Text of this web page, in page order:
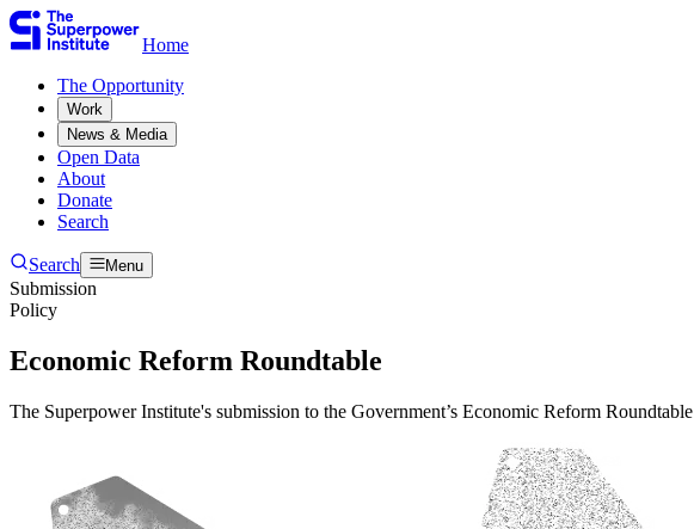
Home
The Opportunity​​​​‌ ‍ ​‍​‍‌‍ ‌ ​‍‌‍‍‌‌‍‌ ‌‍‍‌‌‍ ‍​‍​‍​ ‍‍​‍​‍‌ ​ ‌‍​‌‌‍ ‍‌‍‍‌‌ ‌​‌ ‍‌​‍ ‍‌‍‍‌‌‍ ​‍​‍​‍ ​​‍​‍‌‍‍​‌ ​‍‌‍‌‌‌‍‌‍​‍​‍​ ‍‍​‍​‍‌‍‍​‌ ‌​‌ ‌​‌ ​​​ ‍‍​‍ ​‍ ‌‍ ​‌‍ ‌‍​ ‌‍​‌‌‍ ​‌‍‍​‌‍ ‌ ​ ‌ ‌​​ ‍‍​ ​ ​ ​ ​ ​ ​ ​ ​‍ ‌‍‍‌‌‍ ‍‌ ‌​‌‍‌‌‌‍ ‍‌ ‌​​‍ ‌‍‌‌‌‍‌​‌‍‍‌‌ ‌​​‍ ‌‍ ‌‌‍ ‌‍‌​‌‍‌‌​ ‌‌ ​​‌ ​‍‌‍‌‌‌ ​ ‌‍‌‌‌‍ ‍‌ ‌​‌‍​‌‌ ‌​‌‍‍‌‌‍ ‌‍ ‍​ ‍ ‌‍‍‌‌‍‌​​ ‌​ ​‍​ ‌‍​ ‌‌​ ‌‍​ ​​‌‍‌‌​ ‍​​ ​​​‍ ‌​ ‌ ​ ‌​​ ‌‍​ ‌‌​‍ ‌​ ‌​​ ‍​​ ​ ​ ‍‌​‍ ‌​ ‍​​ ‌‍​ ​‍​ ‍‌​‍ ‌​ ‌‌​ ‌‌​ ‌ ​ ​‍‌‍‌‍​ ‍​​ ​‍​ ‍‌​ ‌‌​ ‍​​ ​​‌‍‌‌​ ‍ ‌ ‌​‌ ‍‌‌ ​​‌‍‌‌​ ‌‌ ​ ‌‍‌‌‌ ‌​‌ ‌​‌‍‍‌‌‍ ‍‌‍‌ ‌ ​ ​ ‍ ‌ ​​‌‍​‌‌ ‌​‌‍‍​​ ‌‌ ​ ‌‍‍‌‌ ‌​‌‍‌‌‌​ ‍‌‍​‌‌ ‌‍‌​‍‌‌ ‌​‌‍‌‌‌‍ ‌‌ ​ ​‍‌‌​ ‌‌‌​​‍‌‌ ‌‍‍ ‌‍‌‌‌ ‍‌​‍‌‌​ ​ ‌​‌​​‍‌‌​ ​ ‌​‌​​‍‌‌​ ​‍​ ​‍‌‍‌‌‌‍​‍‌‍‌‌‌‍​ ‌‍​‍‌‍​‌​ ​​​ ​​​ ​​​ ‌​​ ​​‌‍​ ​‍‌‌​ ​‍​ ​‍​‍‌‌​ ‌‌‌​‌​​‍ ‍‌‍ ​‌‍​‌‌‍​‍‌‍‌‌‌‍ ​​ ‌‍​‍‌‍​‌‌ ​ ‌‍‌‌‌‌‌‌‌ ​‍‌‍ ​​ ‌‌‍‍​‌ ‌​‌ ‌​‌ ​​​‍‌‌​ ​ ‌​​‌​‍‌‌​ ​‍‌​‌‍​‍‌‌​ ​‍‌​‌‍‌‍ ​‌‍ ‌‍​ ‌‍​‌‌‍ ​‌‍‍​‌‍ ‌ ​ ‌ ‌​​‍‌‌​ ​ ‌​​‌​ ​ ​ ​ ​ ​ ​ ​ ​‍‌‍‌‍‍‌‌‍‌​​ ‌​ ​‍​ ‌‍​ ‌‌​ ‌‍​ ​​‌‍‌‌​ ‍​​ ​​​‍ ‌​ ‌ ​ ‌​​ ‌‍​ ‌‌​‍ ‌​ ‌​​ ‍​​ ​ ​ ‍‌​‍ ‌​ ‍​​ ‌‍​ ​‍​ ‍‌​‍ ‌​ ‌‌​ ‌‌​ ‌ ​ ​‍‌‍‌‍​ ‍​​ ​‍​ ‍‌​ ‌‌​ ‍​​ ​​‌‍‌‌​‍‌‍‌ ‌​‌ ‍‌‌ ​​‌‍‌‌​ ‌‌ ​ ‌‍‌‌‌ ‌​‌ ‌​‌‍‍‌‌‍ ‍‌‍‌ ‌ ​ ​‍‌‍‌ ​​‌‍​‌‌ ‌​‌‍‍​​ ‌‌ ​ ‌‍‍‌‌ ‌​‌‍‌‌‌​ ‍‌‍​‌‌ ‌‍‌​‍‌‌ ‌​‌‍‌‌‌‍ ‌‌ ​ ​‍‌‌​ ‌‌‌​​‍‌‌ ‌‍‍ ‌‍‌‌‌ ‍‌​‍‌‌​ ​ ‌​‌​​‍‌‌​ ​ ‌​‌​​‍‌‌​ ​‍​ ​‍‌‍‌‌‌‍​‍‌‍‌‌‌‍​ ‌‍​‍‌‍​‌​ ​​​ ​​​ ​​​ ‌​​ ​​‌‍​ ​‍‌‌​ ​‍​ ​‍​‍‌‌​ ‌‌‌​‌​​‍ ‍‌‍ ​‌‍​‌‌‍​‍‌‍‌‌‌‍ ​​‍‌‍‌ ​​‌‍‌‌‌ ​‍‌ ​ ‌ ​​‌‍‌‌‌‍​ ‌ ‌​‌‍‍‌‌ ‌‍‌‍‌‌​ ‌‌ ​​‌ ‌‌‌‍​‍‌‍ ​‌‍‍‌‌ ​ ‌‍‍​‌‍‌‌‌‍‌​​‍​‍‌ ‌
Work​​​​‌ ‍ ​‍​‍‌‍ ‌ ​‍‌‍‍‌‌‍‌ ‌‍‍‌‌‍ ‍​‍​‍​ ‍‍​‍​‍‌ ​ ‌‍​‌‌‍ ‍‌‍‍‌‌ ‌​‌ ‍‌​‍ ‍‌‍‍‌‌‍ ​‍​‍​‍ ​​‍​‍‌‍‍​‌ ​‍‌‍‌‌‌‍‌‍​‍​‍​ ‍‍​‍​‍‌‍‍​‌ ‌​‌ ‌​‌ ​​​ ‍‍​‍ ​‍ ‌‍ ​‌‍ ‌‍​ ‌‍​‌‌‍ ​‌‍‍​‌‍ ‌ ​ ‌ ‌​​ ‍‍​ ​ ​ ​ ​ ​ ​ ​ ​‍ ‌‍‍‌‌‍ ‍‌ ‌​‌‍‌‌‌‍ ‍‌ ‌​​‍ ‌‍‌‌‌‍‌​‌‍‍‌‌ ‌​​‍ ‌‍ ‌‌‍ ‌‍‌​‌‍‌‌​ ‌‌ ​​‌ ​‍‌‍‌‌‌ ​ ‌‍‌‌‌‍ ‍‌ ‌​‌‍​‌‌ ‌​‌‍‍‌‌‍ ‌‍ ‍​ ‍ ‌‍‍‌‌‍‌​​ ‌​ ​‍​ ‌‍​ ‌‌​ ‌‍​ ​​‌‍‌‌​ ‍​​ ​​​‍ ‌​ ‌ ​ ‌​​ ‌‍​ ‌‌​‍ ‌​ ‌​​ ‍​​ ​ ​ ‍‌​‍ ‌​ ‍​​ ‌‍​ ​‍​ ‍‌​‍ ‌​ ‌‌​ ‌‌​ ‌ ​ ​‍‌‍‌‍​ ‍​​ ​‍​ ‍‌​ ‌‌​ ‍​​ ​​‌‍‌‌​ ‍ ‌ ‌​‌ ‍‌‌ ​​‌‍‌‌​ ‌‌ ​ ‌‍‌‌‌ ‌​‌ ‌​‌‍‍‌‌‍ ‍‌‍‌ ‌ ​ ​ ‍ ‌ ​​‌‍​‌‌ ‌​‌‍‍​​ ‌‌ ​ ‌‍‍‌‌ ‌​‌‍‌‌‌​ ‍‌‍​‌‌ ‌‍‌​‍‌‌ ‌​‌‍‌‌‌‍ ‌‌ ​ ​‍‌‌​ ‌‌‌​​‍‌‌ ‌‍‍ ‌‍‌‌‌ ‍‌​‍‌‌​ ​ ‌​‌​​‍‌‌​ ​ ‌​‌​​‍‌‌​ ​‍​ ​‍​ ‌‌​ ​​‌‍‌‍‌‍​‌‌‍‌​​ ‌‌​ ‌ ‌‍‌‍​ ‌ ‌‍​‌‌‍‌‌​ ​‍​ ‌ ​ ‌​‌‍‌‌​ ‍‌‌‍​ ​ ​​‌‍‌​​ ‍‌​ ​ ​ ‌‌​ ‌‌​ ​‍​ ‌ ​ ‌ ​ ‌‌‌‍‌​‌‍​‌​ ‍‌​ ​​​ ‌ ​‍‌‌​ ​‍​ ​‍​‍‌‌​ ‌‌‌​‌​​‍ ‍‌‍ ​‌‍​‌‌‍​‍‌‍‌‌‌‍ ​​ ‌‍​‍‌‍​‌‌ ​ ‌‍‌‌‌‌‌‌‌ ​‍‌‍ ​​ ‌‌‍‍​‌ ‌​‌ ‌​‌ ​​​‍‌‌​ ​ ‌​​‌​‍‌‌​ ​‍‌​‌‍​‍‌‌​ ​‍‌​‌‍‌‍ ​‌‍ ‌‍​ ‌‍​‌‌‍ ​‌‍‍​‌‍ ‌ ​ ‌ ‌​​‍‌‌​ ​ ‌​​‌​ ​ ​ ​ ​ ​ ​ ​ ​‍‌‍‌‍‍‌‌‍‌​​ ‌​ ​‍​ ‌‍​ ‌‌​ ‌‍​ ​​‌‍‌‌​ ‍​​ ​​​‍ ‌​ ‌ ​ ‌​​ ‌‍​ ‌‌​‍ ‌​ ‌​​ ‍​​ ​ ​ ‍‌​‍ ‌​ ‍​​ ‌‍​ ​‍​ ‍‌​‍ ‌​ ‌‌​ ‌‌​ ‌ ​ ​‍‌‍‌‍​ ‍​​ ​‍​ ‍‌​ ‌‌​ ‍​​ ​​‌‍‌‌​‍‌‍‌ ‌​‌ ‍‌‌ ​​‌‍‌‌​ ‌‌ ​ ‌‍‌‌‌ ‌​‌ ‌​‌‍‍‌‌‍ ‍‌‍‌ ‌ ​ ​‍‌‍‌ ​​‌‍​‌‌ ‌​‌‍‍​​ ‌‌ ​ ‌‍‍‌‌ ‌​‌‍‌‌‌​ ‍‌‍​‌‌ ‌‍‌​‍‌‌ ‌​‌‍‌‌‌‍ ‌‌ ​ ​‍‌‌​ ‌‌‌​​‍‌‌ ‌‍‍ ‌‍‌‌‌ ‍‌​‍‌‌​ ​ ‌​‌​​‍‌‌​ ​ ‌​‌​​‍‌‌​ ​‍​ ​‍​ ‌‌​ ​​‌‍‌‍‌‍​‌‌‍‌​​ ‌‌​ ‌ ‌‍‌‍​ ‌ ‌‍​‌‌‍‌‌​ ​‍​ ‌ ​ ‌​‌‍‌‌​ ‍‌‌‍​ ​ ​​‌‍‌​​ ‍‌​ ​ ​ ‌‌​ ‌‌​ ​‍​ ‌ ​ ‌ ​ ‌‌‌‍‌​‌‍​‌​ ‍‌​ ​​​ ‌ ​‍‌‌​ ​‍​ ​‍​‍‌‌​ ‌‌‌​‌​​‍ ‍‌‍ ​‌‍​‌‌‍​‍‌‍‌‌‌‍ ​​‍‌‍‌ ​​‌‍‌‌‌ ​‍‌ ​ ‌ ​​‌‍‌‌‌‍​ ‌ ‌​‌‍‍‌‌ ‌‍‌‍‌‌​ ‌‌ ​​‌ ‌‌‌‍​‍‌‍ ​‌‍‍‌‌ ​ ‌‍‍​‌‍‌‌‌‍‌​​‍​‍‌ ‌
News & Media​​​​‌ ‍ ​‍​‍‌‍ ‌ ​‍‌‍‍‌‌‍‌ ‌‍‍‌‌‍ ‍​‍​‍​ ‍‍​‍​‍‌ ​ ‌‍​‌‌‍ ‍‌‍‍‌‌ ‌​‌ ‍‌​‍ ‍‌‍‍‌‌‍ ​‍​‍​‍ ​​‍​‍‌‍‍​‌ ​‍‌‍‌‌‌‍‌‍​‍​‍​ ‍‍​‍​‍‌‍‍​‌ ‌​‌ ‌​‌ ​​​ ‍‍​‍ ​‍ ‌‍ ​‌‍ ‌‍​ ‌‍​‌‌‍ ​‌‍‍​‌‍ ‌ ​ ‌ ‌​​ ‍‍​ ​ ​ ​ ​ ​ ​ ​ ​‍ ‌‍‍‌‌‍ ‍‌ ‌​‌‍‌‌‌‍ ‍‌ ‌​​‍ ‌‍‌‌‌‍‌​‌‍‍‌‌ ‌​​‍ ‌‍ ‌‌‍ ‌‍‌​‌‍‌‌​ ‌‌ ​​‌ ​‍‌‍‌‌‌ ​ ‌‍‌‌‌‍ ‍‌ ‌​‌‍​‌‌ ‌​‌‍‍‌‌‍ ‌‍ ‍​ ‍ ‌‍‍‌‌‍‌​​ ‌​ ​‍​ ‌‍​ ‌‌​ ‌‍​ ​​‌‍‌‌​ ‍​​ ​​​‍ ‌​ ‌ ​ ‌​​ ‌‍​ ‌‌​‍ ‌​ ‌​​ ‍​​ ​ ​ ‍‌​‍ ‌​ ‍​​ ‌‍​ ​‍​ ‍‌​‍ ‌​ ‌‌​ ‌‌​ ‌ ​ ​‍‌‍‌‍​ ‍​​ ​‍​ ‍‌​ ‌‌​ ‍​​ ​​‌‍‌‌​ ‍ ‌ ‌​‌ ‍‌‌ ​​‌‍‌‌​ ‌‌ ​ ‌‍‌‌‌ ‌​‌ ‌​‌‍‍‌‌‍ ‍‌‍‌ ‌ ​ ​ ‍ ‌ ​​‌‍​‌‌ ‌​‌‍‍​​ ‌‌ ​ ‌‍‍‌‌ ‌​‌‍‌‌‌​ ‍‌‍​‌‌ ‌‍‌​‍‌‌ ‌​‌‍‌‌‌‍ ‌‌ ​ ​‍‌‌​ ‌‌‌​​‍‌‌ ‌‍‍ ‌‍‌‌‌ ‍‌​‍‌‌​ ​ ‌​‌​​‍‌‌​ ​ ‌​‌​​‍‌‌​ ​‍​ ​‍​ ​​​ ​ ​ ‌‌​ ‍‌​ ‌‍‌‍‌‌‌‍‌​‌‍‌‌​ ‍​​ ​​​ ‌ ​ ‌‌​‍‌‌​ ​‍​ ​‍​‍‌‌​ ‌‌‌​‌​​‍ ‍‌‍ ​‌‍​‌‌‍​‍‌‍‌‌‌‍ ​​ ‌‍​‍‌‍​‌‌ ​ ‌‍‌‌‌‌‌‌‌ ​‍‌‍ ​​ ‌‌‍‍​‌ ‌​‌ ‌​‌ ​​​‍‌‌​ ​ ‌​​‌​‍‌‌​ ​‍‌​‌‍​‍‌‌​ ​‍‌​‌‍‌‍ ​‌‍ ‌‍​ ‌‍​‌‌‍ ​‌‍‍​‌‍ ‌ ​ ‌ ‌​​‍‌‌​ ​ ‌​​‌​ ​ ​ ​ ​ ​ ​ ​ ​‍‌‍‌‍‍‌‌‍‌​​ ‌​ ​‍​ ‌‍​ ‌‌​ ‌‍​ ​​‌‍‌‌​ ‍​​ ​​​‍ ‌​ ‌ ​ ‌​​ ‌‍​ ‌‌​‍ ‌​ ‌​​ ‍​​ ​ ​ ‍‌​‍ ‌​ ‍​​ ‌‍​ ​‍​ ‍‌​‍ ‌​ ‌‌​ ‌‌​ ‌ ​ ​‍‌‍‌‍​ ‍​​ ​‍​ ‍‌​ ‌‌​ ‍​​ ​​‌‍‌‌​‍‌‍‌ ‌​‌ ‍‌‌ ​​‌‍‌‌​ ‌‌ ​ ‌‍‌‌‌ ‌​‌ ‌​‌‍‍‌‌‍ ‍‌‍‌ ‌ ​ ​‍‌‍‌ ​​‌‍​‌‌ ‌​‌‍‍​​ ‌‌ ​ ‌‍‍‌‌ ‌​‌‍‌‌‌​ ‍‌‍​‌‌ ‌‍‌​‍‌‌ ‌​‌‍‌‌‌‍ ‌‌ ​ ​‍‌‌​ ‌‌‌​​‍‌‌ ‌‍‍ ‌‍‌‌‌ ‍‌​‍‌‌​ ​ ‌​‌​​‍‌‌​ ​ ‌​‌​​‍‌‌​ ​‍​ ​‍​ ​​​ ​ ​ ‌‌​ ‍‌​ ‌‍‌‍‌‌‌‍‌​‌‍‌‌​ ‍​​ ​​​ ‌ ​ ‌‌​‍‌‌​ ​‍​ ​‍​‍‌‌​ ‌‌‌​‌​​‍ ‍‌‍ ​‌‍​‌‌‍​‍‌‍‌‌‌‍ ​​‍‌‍‌ ​​‌‍‌‌‌ ​‍‌ ​ ‌ ​​‌‍‌‌‌‍​ ‌ ‌​‌‍‍‌‌ ‌‍‌‍‌‌​ ‌‌ ​​‌ ‌‌‌‍​‍‌‍ ​‌‍‍‌‌ ​ ‌‍‍​‌‍‌‌‌‍‌​​‍​‍‌ ‌
Open Data​​​​‌ ‍ ​‍​‍‌‍ ‌ ​‍‌‍‍‌‌‍‌ ‌‍‍‌‌‍ ‍​‍​‍​ ‍‍​‍​‍‌ ​ ‌‍​‌‌‍ ‍‌‍‍‌‌ ‌​‌ ‍‌​‍ ‍‌‍‍‌‌‍ ​‍​‍​‍ ​​‍​‍‌‍‍​‌ ​‍‌‍‌‌‌‍‌‍​‍​‍​ ‍‍​‍​‍‌‍‍​‌ ‌​‌ ‌​‌ ​​​ ‍‍​‍ ​‍ ‌‍ ​‌‍ ‌‍​ ‌‍​‌‌‍ ​‌‍‍​‌‍ ‌ ​ ‌ ‌​​ ‍‍​ ​ ​ ​ ​ ​ ​ ​ ​‍ ‌‍‍‌‌‍ ‍‌ ‌​‌‍‌‌‌‍ ‍‌ ‌​​‍ ‌‍‌‌‌‍‌​‌‍‍‌‌ ‌​​‍ ‌‍ ‌‌‍ ‌‍‌​‌‍‌‌​ ‌‌ ​​‌ ​‍‌‍‌‌‌ ​ ‌‍‌‌‌‍ ‍‌ ‌​‌‍​‌‌ ‌​‌‍‍‌‌‍ ‌‍ ‍​ ‍ ‌‍‍‌‌‍‌​​ ‌​ ​‍​ ‌‍​ ‌‌​ ‌‍​ ​​‌‍‌‌​ ‍​​ ​​​‍ ‌​ ‌ ​ ‌​​ ‌‍​ ‌‌​‍ ‌​ ‌​​ ‍​​ ​ ​ ‍‌​‍ ‌​ ‍​​ ‌‍​ ​‍​ ‍‌​‍ ‌​ ‌‌​ ‌‌​ ‌ ​ ​‍‌‍‌‍​ ‍​​ ​‍​ ‍‌​ ‌‌​ ‍​​ ​​‌‍‌‌​ ‍ ‌ ‌​‌ ‍‌‌ ​​‌‍‌‌​ ‌‌ ​ ‌‍‌‌‌ ‌​‌ ‌​‌‍‍‌‌‍ ‍‌‍‌ ‌ ​ ​ ‍ ‌ ​​‌‍​‌‌ ‌​‌‍‍​​ ‌‌ ​ ‌‍‍‌‌ ‌​‌‍‌‌‌​ ‍‌‍​‌‌ ‌‍‌​‍‌‌ ‌​‌‍‌‌‌‍ ‌‌ ​ ​‍‌‌​ ‌‌‌​​‍‌‌ ‌‍‍ ‌‍‌‌‌ ‍‌​‍‌‌​ ​ ‌​‌​​‍‌‌​ ​ ‌​‌​​‍‌‌​ ​‍​ ​‍​ ‍​‌‍‌‍‌‍‌​​ ​ ​ ‍​‌‍​‍‌‍‌‌‌‍​ ​ ​‍‌‍​‍​ ‍‌​ ​ ​‍‌‌​ ​‍​ ​‍​‍‌‌​ ‌‌‌​‌​​‍ ‍‌‍ ​‌‍​‌‌‍​‍‌‍‌‌‌‍ ​​ ‌‍​‍‌‍​‌‌ ​ ‌‍‌‌‌‌‌‌‌ ​‍‌‍ ​​ ‌‌‍‍​‌ ‌​‌ ‌​‌ ​​​‍‌‌​ ​ ‌​​‌​‍‌‌​ ​‍‌​‌‍​‍‌‌​ ​‍‌​‌‍‌‍ ​‌‍ ‌‍​ ‌‍​‌‌‍ ​‌‍‍​‌‍ ‌ ​ ‌ ‌​​‍‌‌​ ​ ‌​​‌​ ​ ​ ​ ​ ​ ​ ​ ​‍‌‍‌‍‍‌‌‍‌​​ ‌​ ​‍​ ‌‍​ ‌‌​ ‌‍​ ​​‌‍‌‌​ ‍​​ ​​​‍ ‌​ ‌ ​ ‌​​ ‌‍​ ‌‌​‍ ‌​ ‌​​ ‍​​ ​ ​ ‍‌​‍ ‌​ ‍​​ ‌‍​ ​‍​ ‍‌​‍ ‌​ ‌‌​ ‌‌​ ‌ ​ ​‍‌‍‌‍​ ‍​​ ​‍​ ‍‌​ ‌‌​ ‍​​ ​​‌‍‌‌​‍‌‍‌ ‌​‌ ‍‌‌ ​​‌‍‌‌​ ‌‌ ​ ‌‍‌‌‌ ‌​‌ ‌​‌‍‍‌‌‍ ‍‌‍‌ ‌ ​ ​‍‌‍‌ ​​‌‍​‌‌ ‌​‌‍‍​​ ‌‌ ​ ‌‍‍‌‌ ‌​‌‍‌‌‌​ ‍‌‍​‌‌ ‌‍‌​‍‌‌ ‌​‌‍‌‌‌‍ ‌‌ ​ ​‍‌‌​ ‌‌‌​​‍‌‌ ‌‍‍ ‌‍‌‌‌ ‍‌​‍‌‌​ ​ ‌​‌​​‍‌‌​ ​ ‌​‌​​‍‌‌​ ​‍​ ​‍​ ‍​‌‍‌‍‌‍‌​​ ​ ​ ‍​‌‍​‍‌‍‌‌‌‍​ ​ ​‍‌‍​‍​ ‍‌​ ​ ​‍‌‌​ ​‍​ ​‍​‍‌‌​ ‌‌‌​‌​​‍ ‍‌‍ ​‌‍​‌‌‍​‍‌‍‌‌‌‍ ​​‍‌‍‌ ​​‌‍‌‌‌ ​‍‌ ​ ‌ ​​‌‍‌‌‌‍​ ‌ ‌​‌‍‍‌‌ ‌‍‌‍‌‌​ ‌‌ ​​‌ ‌‌‌‍​‍‌‍ ​‌‍‍‌‌ ​ ‌‍‍​‌‍‌‌‌‍‌​​‍​‍‌ ‌
About​​​​‌ ‍ ​‍​‍‌‍ ‌ ​‍‌‍‍‌‌‍‌ ‌‍‍‌‌‍ ‍​‍​‍​ ‍‍​‍​‍‌ ​ ‌‍​‌‌‍ ‍‌‍‍‌‌ ‌​‌ ‍‌​‍ ‍‌‍‍‌‌‍ ​‍​‍​‍ ​​‍​‍‌‍‍​‌ ​‍‌‍‌‌‌‍‌‍​‍​‍​ ‍‍​‍​‍‌‍‍​‌ ‌​‌ ‌​‌ ​​​ ‍‍​‍ ​‍ ‌‍ ​‌‍ ‌‍​ ‌‍​‌‌‍ ​‌‍‍​‌‍ ‌ ​ ‌ ‌​​ ‍‍​ ​ ​ ​ ​ ​ ​ ​ ​‍ ‌‍‍‌‌‍ ‍‌ ‌​‌‍‌‌‌‍ ‍‌ ‌​​‍ ‌‍‌‌‌‍‌​‌‍‍‌‌ ‌​​‍ ‌‍ ‌‌‍ ‌‍‌​‌‍‌‌​ ‌‌ ​​‌ ​‍‌‍‌‌‌ ​ ‌‍‌‌‌‍ ‍‌ ‌​‌‍​‌‌ ‌​‌‍‍‌‌‍ ‌‍ ‍​ ‍ ‌‍‍‌‌‍‌​​ ‌​ ​‍​ ‌‍​ ‌‌​ ‌‍​ ​​‌‍‌‌​ ‍​​ ​​​‍ ‌​ ‌ ​ ‌​​ ‌‍​ ‌‌​‍ ‌​ ‌​​ ‍​​ ​ ​ ‍‌​‍ ‌​ ‍​​ ‌‍​ ​‍​ ‍‌​‍ ‌​ ‌‌​ ‌‌​ ‌ ​ ​‍‌‍‌‍​ ‍​​ ​‍​ ‍‌​ ‌‌​ ‍​​ ​​‌‍‌‌​ ‍ ‌ ‌​‌ ‍‌‌ ​​‌‍‌‌​ ‌‌ ​ ‌‍‌‌‌ ‌​‌ ‌​‌‍‍‌‌‍ ‍‌‍‌ ‌ ​ ​ ‍ ‌ ​​‌‍​‌‌ ‌​‌‍‍​​ ‌‌ ​ ‌‍‍‌‌ ‌​‌‍‌‌‌​ ‍‌‍​‌‌ ‌‍‌​‍‌‌ ‌​‌‍‌‌‌‍ ‌‌ ​ ​‍‌‌​ ‌‌‌​​‍‌‌ ‌‍‍ ‌‍‌‌‌ ‍‌​‍‌‌​ ​ ‌​‌​​‍‌‌​ ​ ‌​‌​​‍‌‌​ ​‍​ ​‍​ ‌‍​ ​ ‌‍‌‌‌‍​‌‌‍​‍‌‍‌​‌‍‌‌​ ​​​ ‌‍​ ‌ ​ ‌ ​ ‌‌​‍‌‌​ ​‍​ ​‍​‍‌‌​ ‌‌‌​‌​​‍ ‍‌‍ ​‌‍​‌‌‍​‍‌‍‌‌‌‍ ​​ ‌‍​‍‌‍​‌‌ ​ ‌‍‌‌‌‌‌‌‌ ​‍‌‍ ​​ ‌‌‍‍​‌ ‌​‌ ‌​‌ ​​​‍‌‌​ ​ ‌​​‌​‍‌‌​ ​‍‌​‌‍​‍‌‌​ ​‍‌​‌‍‌‍ ​‌‍ ‌‍​ ‌‍​‌‌‍ ​‌‍‍​‌‍ ‌ ​ ‌ ‌​​‍‌‌​ ​ ‌​​‌​ ​ ​ ​ ​ ​ ​ ​ ​‍‌‍‌‍‍‌‌‍‌​​ ‌​ ​‍​ ‌‍​ ‌‌​ ‌‍​ ​​‌‍‌‌​ ‍​​ ​​​‍ ‌​ ‌ ​ ‌​​ ‌‍​ ‌‌​‍ ‌​ ‌​​ ‍​​ ​ ​ ‍‌​‍ ‌​ ‍​​ ‌‍​ ​‍​ ‍‌​‍ ‌​ ‌‌​ ‌‌​ ‌ ​ ​‍‌‍‌‍​ ‍​​ ​‍​ ‍‌​ ‌‌​ ‍​​ ​​‌‍‌‌​‍‌‍‌ ‌​‌ ‍‌‌ ​​‌‍‌‌​ ‌‌ ​ ‌‍‌‌‌ ‌​‌ ‌​‌‍‍‌‌‍ ‍‌‍‌ ‌ ​ ​‍‌‍‌ ​​‌‍​‌‌ ‌​‌‍‍​​ ‌‌ ​ ‌‍‍‌‌ ‌​‌‍‌‌‌​ ‍‌‍​‌‌ ‌‍‌​‍‌‌ ‌​‌‍‌‌‌‍ ‌‌ ​ ​‍‌‌​ ‌‌‌​​‍‌‌ ‌‍‍ ‌‍‌‌‌ ‍‌​‍‌‌​ ​ ‌​‌​​‍‌‌​ ​ ‌​‌​​‍‌‌​ ​‍​ ​‍​ ‌‍​ ​ ‌‍‌‌‌‍​‌‌‍​‍‌‍‌​‌‍‌‌​ ​​​ ‌‍​ ‌ ​ ‌ ​ ‌‌​‍‌‌​ ​‍​ ​‍​‍‌‌​ ‌‌‌​‌​​‍ ‍‌‍ ​‌‍​‌‌‍​‍‌‍‌‌‌‍ ​​‍‌‍‌ ​​‌‍‌‌‌ ​‍‌ ​ ‌ ​​‌‍‌‌‌‍​ ‌ ‌​‌‍‍‌‌ ‌‍‌‍‌‌​ ‌‌ ​​‌ ‌‌‌‍​‍‌‍ ​‌‍‍‌‌ ​ ‌‍‍​‌‍‌‌‌‍‌​​‍​‍‌ ‌
Donate​​​​‌ ‍ ​‍​‍‌‍ ‌ ​‍‌‍‍‌‌‍‌ ‌‍‍‌‌‍ ‍​‍​‍​ ‍‍​‍​‍‌ ​ ‌‍​‌‌‍ ‍‌‍‍‌‌ ‌​‌ ‍‌​‍ ‍‌‍‍‌‌‍ ​‍​‍​‍ ​​‍​‍‌‍‍​‌ ​‍‌‍‌‌‌‍‌‍​‍​‍​ ‍‍​‍​‍‌‍‍​‌ ‌​‌ ‌​‌ ​​​ ‍‍​‍ ​‍ ‌‍ ​‌‍ ‌‍​ ‌‍​‌‌‍ ​‌‍‍​‌‍ ‌ ​ ‌ ‌​​ ‍‍​ ​ ​ ​ ​ ​ ​ ​ ​‍ ‌‍‍‌‌‍ ‍‌ ‌​‌‍‌‌‌‍ ‍‌ ‌​​‍ ‌‍‌‌‌‍‌​‌‍‍‌‌ ‌​​‍ ‌‍ ‌‌‍ ‌‍‌​‌‍‌‌​ ‌‌ ​​‌ ​‍‌‍‌‌‌ ​ ‌‍‌‌‌‍ ‍‌ ‌​‌‍​‌‌ ‌​‌‍‍‌‌‍ ‌‍ ‍​ ‍ ‌‍‍‌‌‍‌​​ ‌​ ​‍​ ‌‍​ ‌‌​ ‌‍​ ​​‌‍‌‌​ ‍​​ ​​​‍ ‌​ ‌ ​ ‌​​ ‌‍​ ‌‌​‍ ‌​ ‌​​ ‍​​ ​ ​ ‍‌​‍ ‌​ ‍​​ ‌‍​ ​‍​ ‍‌​‍ ‌​ ‌‌​ ‌‌​ ‌ ​ ​‍‌‍‌‍​ ‍​​ ​‍​ ‍‌​ ‌‌​ ‍​​ ​​‌‍‌‌​ ‍ ‌ ‌​‌ ‍‌‌ ​​‌‍‌‌​ ‌‌ ​ ‌‍‌‌‌ ‌​‌ ‌​‌‍‍‌‌‍ ‍‌‍‌ ‌ ​ ​ ‍ ‌ ​​‌‍​‌‌ ‌​‌‍‍​​ ‌‌ ​ ‌‍‍‌‌ ‌​‌‍‌‌‌​ ‍‌‍​‌‌ ‌‍‌​‍‌‌ ‌​‌‍‌‌‌‍ ‌‌ ​ ​‍‌‌​ ‌‌‌​​‍‌‌ ‌‍‍ ‌‍‌‌‌ ‍‌​‍‌‌​ ​ ‌​‌​​‍‌‌​ ​ ‌​‌​​‍‌‌​ ​‍​ ​‍​ ‌​​ ‍‌​ ‌‍​ ​ ​ ‍​‌‍​ ​ ‌‌​ ​‍‌‍‌‌​ ​‍​ ‌‌‌‍‌‌​‍‌‌​ ​‍​ ​‍​‍‌‌​ ‌‌‌​‌​​‍ ‍‌‍ ​‌‍​‌‌‍​‍‌‍‌‌‌‍ ​​ ‌‍​‍‌‍​‌‌ ​ ‌‍‌‌‌‌‌‌‌ ​‍‌‍ ​​ ‌‌‍‍​‌ ‌​‌ ‌​‌ ​​​‍‌‌​ ​ ‌​​‌​‍‌‌​ ​‍‌​‌‍​‍‌‌​ ​‍‌​‌‍‌‍ ​‌‍ ‌‍​ ‌‍​‌‌‍ ​‌‍‍​‌‍ ‌ ​ ‌ ‌​​‍‌‌​ ​ ‌​​‌​ ​ ​ ​ ​ ​ ​ ​ ​‍‌‍‌‍‍‌‌‍‌​​ ‌​ ​‍​ ‌‍​ ‌‌​ ‌‍​ ​​‌‍‌‌​ ‍​​ ​​​‍ ‌​ ‌ ​ ‌​​ ‌‍​ ‌‌​‍ ‌​ ‌​​ ‍​​ ​ ​ ‍‌​‍ ‌​ ‍​​ ‌‍​ ​‍​ ‍‌​‍ ‌​ ‌‌​ ‌‌​ ‌ ​ ​‍‌‍‌‍​ ‍​​ ​‍​ ‍‌​ ‌‌​ ‍​​ ​​‌‍‌‌​‍‌‍‌ ‌​‌ ‍‌‌ ​​‌‍‌‌​ ‌‌ ​ ‌‍‌‌‌ ‌​‌ ‌​‌‍‍‌‌‍ ‍‌‍‌ ‌ ​ ​‍‌‍‌ ​​‌‍​‌‌ ‌​‌‍‍​​ ‌‌ ​ ‌‍‍‌‌ ‌​‌‍‌‌‌​ ‍‌‍​‌‌ ‌‍‌​‍‌‌ ‌​‌‍‌‌‌‍ ‌‌ ​ ​‍‌‌​ ‌‌‌​​‍‌‌ ‌‍‍ ‌‍‌‌‌ ‍‌​‍‌‌​ ​ ‌​‌​​‍‌‌​ ​ ‌​‌​​‍‌‌​ ​‍​ ​‍​ ‌​​ ‍‌​ ‌‍​ ​ ​ ‍​‌‍​ ​ ‌‌​ ​‍‌‍‌‌​ ​‍​ ‌‌‌‍‌‌​‍‌‌​ ​‍​ ​‍​‍‌‌​ ‌‌‌​‌​​‍ ‍‌‍ ​‌‍​‌‌‍​‍‌‍‌‌‌‍ ​​‍‌‍‌ ​​‌‍‌‌‌ ​‍‌ ​ ‌ ​​‌‍‌‌‌‍​ ‌ ‌​‌‍‍‌‌ ‌‍‌‍‌‌​ ‌‌ ​​‌ ‌‌‌‍​‍‌‍ ​‌‍‍‌‌ ​ ‌‍‍​‌‍‌‌‌‍‌​​‍​‍‌ ‌
Search
Search Menu
Submission
Policy​​​​‌ ‍ ​‍​‍‌‍ ‌ ​‍‌‍‍‌‌‍‌ ‌‍‍‌‌‍ ‍​‍​‍​ ‍‍​‍​‍‌ ​ ‌‍​‌‌‍ ‍‌‍‍‌‌ ‌​‌ ‍‌​‍ ‍‌‍‍‌‌‍ ​‍​‍​‍ ​​‍​‍‌‍‍​‌ ​‍‌‍‌‌‌‍‌‍​‍​‍​ ‍‍​‍​‍‌‍‍​‌ ‌​‌ ‌​‌ ​​​ ‍‍​‍ ​‍ ‌‍ ​‌‍ ‌‍​ ‌‍​‌‌‍ ​‌‍‍​‌‍ ‌ ​ ‌ ‌​​ ‍‍​ ​ ​ ​ ​ ​ ​ ​ ​‍ ‌‍‍‌‌‍ ‍‌ ‌​‌‍‌‌‌‍ ‍‌ ‌​​‍ ‌‍‌‌‌‍‌​‌‍‍‌‌ ‌​​‍ ‌‍ ‌‌‍ ‌‍‌​‌‍‌‌​ ‌‌ ​​‌ ​‍‌‍‌‌‌ ​ ‌‍‌‌‌‍ ‍‌ ‌​‌‍​‌‌ ‌​‌‍‍‌‌‍ ‌‍ ‍​ ‍ ‌‍‍‌‌‍‌​​ ‌‌‍‌‌​ ‍‌​ ‌​​ ‌‌‌‍​ ‌‍​ ‌‍‌‌‌‍‌‍​‍ ‌​ ‌ ​ ​‍‌‍​ ‌‍​‌​‍ ‌​ ‌​​ ‍‌​ ‍​​ ‌ ​‍ ‌‌‍​‍​ ​‌‌‍‌‌​ ‍‌​‍ ‌​ ‍‌‌‍​ ​ ​ ​ ​‍‌‍​‍​ ‌‌​ ‌ ​ ‌‌‌‍​‍​ ‌​‌‍‌​‌‍‌​​ ‍ ‌ ‌​‌ ‍‌‌ ​​‌‍‌‌​ ‌‌ ‌​‌‍‍​‌‍‌‌‌‍ ‌‌‍‌‌​ ‍ ‌ ​​‌‍​‌‌ ‌​‌‍‍​​ ‌‌‍ ‍‌‍​‌‌‍ ‌‌‍‌‌​ ‌‍​‍‌‍​‌‌ ​ ‌‍‌‌‌‌‌‌‌ ​‍‌‍ ​​ ‌‌‍‍​‌ ‌​‌ ‌​‌ ​​​‍‌‌​ ​ ‌​​‌​‍‌‌​ ​‍‌​‌‍​‍‌‌​ ​‍‌​‌‍‌‍ ​‌‍ ‌‍​ ‌‍​‌‌‍ ​‌‍‍​‌‍ ‌ ​ ‌ ‌​​‍‌‌​ ​ ‌​​‌​ ​ ​ ​ ​ ​ ​ ​ ​‍‌‍‌‍‍‌‌‍‌​​ ‌‌‍‌‌​ ‍‌​ ‌​​ ‌‌‌‍​ ‌‍​ ‌‍‌‌‌‍‌‍​‍ ‌​ ‌ ​ ​‍‌‍​ ‌‍​‌​‍ ‌​ ‌​​ ‍‌​ ‍​​ ‌ ​‍ ‌‌‍​‍​ ​‌‌‍‌‌​ ‍‌​‍ ‌​ ‍‌‌‍​ ​ ​ ​ ​‍‌‍​‍​ ‌‌​ ‌ ​ ‌‌‌‍​‍​ ‌​‌‍‌​‌‍‌​​‍‌‍‌ ‌​‌ ‍‌‌ ​​‌‍‌‌​ ‌‌ ‌​‌‍‍​‌‍‌‌‌‍ ‌‌‍‌‌​‍‌‍‌ ​​‌‍​‌‌ ‌​‌‍‍​​ ‌‌‍ ‍‌‍​‌‌‍ ‌‌‍‌‌​‍‌‍‌ ​​‌‍‌‌‌ ​‍‌ ​ ‌ ​​‌‍‌‌‌‍​ ‌ ‌​‌‍‍‌‌ ‌‍‌‍‌‌​ ‌‌ ​​‌ ‌‌‌‍​‍‌‍ ​‌‍‍‌‌ ​ ‌‍‍​‌‍‌‌‌‍‌​​‍​‍‌ ‌
Economic Reform Roundtable​​​​‌ ‍ ​‍​‍‌‍ ‌ ​‍‌‍‍‌‌‍‌ ‌‍‍‌‌‍ ‍​‍​‍​ ‍‍​‍​‍‌ ​ ‌‍​‌‌‍ ‍‌‍‍‌‌ ‌​‌ ‍‌​‍ ‍‌‍‍‌‌‍ ​‍​‍​‍ ​​‍​‍‌‍‍​‌ ​‍‌‍‌‌‌‍‌‍​‍​‍​ ‍‍​‍​‍‌‍‍​‌ ‌​‌ ‌​‌ ​​​ ‍‍​‍ ​‍ ‌‍ ​‌‍ ‌‍​ ‌‍​‌‌‍ ​‌‍‍​‌‍ ‌ ​ ‌ ‌​​ ‍‍​ ​ ​ ​ ​ ​ ​ ​ ​‍ ‌‍‍‌‌‍ ‍‌ ‌​‌‍‌‌‌‍ ‍‌ ‌​​‍ ‌‍‌‌‌‍‌​‌‍‍‌‌ ‌​​‍ ‌‍ ‌‌‍ ‌‍‌​‌‍‌‌​ ‌‌ ​​‌ ​‍‌‍‌‌‌ ​ ‌‍‌‌‌‍ ‍‌ ‌​‌‍​‌‌ ‌​‌‍‍‌‌‍ ‌‍ ‍​ ‍ ‌‍‍‌‌‍‌​​ ‌‌‍‌​​ ‌ ​ ​ ​ ‍​‌‍‌‍​ ‌ ​ ‌‌​ ​‌​‍ ‌‌‍‌​‌‍​‍‌‍​‌‌‍​ ​‍ ‌​ ‌​​ ‌‍​ ‌​​ ​‌​‍ ‌​ ‍‌​ ​‍‌‍​‌‌‍‌‌​‍ ‌‌‍​‌‌‍​ ​ ‌​​ ‌‌​ ‌‍​ ​‍​ ‌​​ ‌​​ ​‍​ ‍​‌‍​‌​ ​‌​ ‍ ‌ ‌​‌ ‍‌‌ ​​‌‍‌‌​ ‌‌ ‌ ‌‍ ‌ ​‍‌‍‍ ​ ‍ ‌ ​​‌‍​‌‌ ‌​‌‍‍​​ ‌‌ ‌​‌‍‍‌‌ ‌​‌‍ ​‌‍‌‌​ ‌‍​‍‌‍​‌‌ ​ ‌‍‌‌‌‌‌‌‌ ​‍‌‍ ​​ ‌‌‍‍​‌ ‌​‌ ‌​‌ ​​​‍‌‌​ ​ ‌​​‌​‍‌‌​ ​‍‌​‌‍​‍‌‌​ ​‍‌​‌‍‌‍ ​‌‍ ‌‍​ ‌‍​‌‌‍ ​‌‍‍​‌‍ ‌ ​ ‌ ‌​​‍‌‌​ ​ ‌​​‌​ ​ ​ ​ ​ ​ ​ ​ ​‍‌‍‌‍‍‌‌‍‌​​ ‌‌‍‌​​ ‌ ​ ​ ​ ‍​‌‍‌‍​ ‌ ​ ‌‌​ ​‌​‍ ‌‌‍‌​‌‍​‍‌‍​‌‌‍​ ​‍ ‌​ ‌​​ ‌‍​ ‌​​ ​‌​‍ ‌​ ‍‌​ ​‍‌‍​‌‌‍‌‌​‍ ‌‌‍​‌‌‍​ ​ ‌​​ ‌‌​ ‌‍​ ​‍​ ‌​​ ‌​​ ​‍​ ‍​‌‍​‌​ ​‌​‍‌‍‌ ‌​‌ ‍‌‌ ​​‌‍‌‌​ ‌‌ ‌ ‌‍ ‌ ​‍‌‍‍ ​‍‌‍‌ ​​‌‍​‌‌ ‌​‌‍‍​​ ‌‌ ‌​‌‍‍‌‌ ‌​‌‍ ​‌‍‌‌​‍‌‍‌ ​​‌‍‌‌‌ ​‍‌ ​ ‌ ​​‌‍‌‌‌‍​ ‌ ‌​‌‍‍‌‌ ‌‍‌‍‌‌​ ‌‌ ​​‌ ‌‌‌‍​‍‌‍ ​‌‍‍‌‌ ​ ‌‍‍​‌‍‌‌‌‍‌​​‍​‍‌ ‌
The Superpower Institute's submission to the Government’s Economic Reform Roundtable​​​​‌ ‍ ​‍​‍‌‍ ‌ ​‍‌‍‍‌‌‍‌ ‌‍‍‌‌‍ ‍​‍​‍​ ‍‍​‍​‍‌ ​ ‌‍​‌‌‍ ‍‌‍‍‌‌ ‌​‌ ‍‌​‍ ‍‌‍‍‌‌‍ ​‍​‍​‍ ​​‍​‍‌‍‍​‌ ​‍‌‍‌‌‌‍‌‍​‍​‍​ ‍‍​‍​‍‌‍‍​‌ ‌​‌ ‌​‌ ​​​ ‍‍​‍ ​‍ ‌‍ ​‌‍ ‌‍​ ‌‍​‌‌‍ ​‌‍‍​‌‍ ‌ ​ ‌ ‌​​ ‍‍​ ​ ​ ​ ​ ​ ​ ​ ​‍ ‌‍‍‌‌‍ ‍‌ ‌​‌‍‌‌‌‍ ‍‌ ‌​​‍ ‌‍‌‌‌‍‌​‌‍‍‌‌ ‌​​‍ ‌‍ ‌‌‍ ‌‍‌​‌‍‌‌​ ‌‌ ​​‌ ​‍‌‍‌‌‌ ​ ‌‍‌‌‌‍ ‍‌ ‌​‌‍​‌‌ ‌​‌‍‍‌‌‍ ‌‍ ‍​ ‍ ‌‍‍‌‌‍‌​​ ‌‌‍‌​​ ‌ ​ ​ ​ ‍​‌‍‌‍​ ‌ ​ ‌‌​ ​‌​‍ ‌‌‍‌​‌‍​‍‌‍​‌‌‍​ ​‍ ‌​ ‌​​ ‌‍​ ‌​​ ​‌​‍ ‌​ ‍‌​ ​‍‌‍​‌‌‍‌‌​‍ ‌‌‍​‌‌‍​ ​ ‌​​ ‌‌​ ‌‍​ ​‍​ ‌​​ ‌​​ ​‍​ ‍​‌‍​‌​ ​‌​ ‍ ‌ ‌​‌ ‍‌‌ ​​‌‍‌‌​ ‌‌ ‌ ‌‍ ‌ ​‍‌‍‍ ​ ‍ ‌ ​​‌‍​‌‌ ‌​‌‍‍​​ ‌‌‍‌​‌‍‌‌‌ ​ ‌‍​ ‌ ​‍‌‍‍‌‌ ​​‌ ‌​‌‍‍‌‌‍ ‌‍ ‍​‍‌‌​ ‌‌‌​​‍‌‌ ‌‍‍ ‌‍‌‌‌ ‍‌​‍‌‌​ ​ ‌​‌​​‍‌‌​ ​ ‌​‌​​‍‌‌​ ​‍​ ​‍‌‍‌​‌‍​‍​ ‌‍‌‍​‌​ ‌‍​ ​​​ ‍​​ ​ ‌‍​‍​ ‌​‌‍​ ‌‍​‌​‍‌‌​ ​‍​ ​‍​‍‌‌​ ‌‌‌​‌​​‍ ‍‌‍​ ‌‍‍​‌‍‍‌‌‍ ​‌‍‌​‌ ​‍‌‍‌‌‌‍ ‍​‍‌‌​ ‌‌‌​​‍‌‌ ‌‍‍ ‌‍‌‌‌ ‍‌​‍‌‌​ ​ ‌​‌​​‍‌‌​ ​ ‌​‌​​‍‌‌​ ​‍​ ​‍‌‍‌‌​ ​‍‌‍​‍​ ‌​​ ​‌​ ‌‍‌‍​‍​ ​ ​ ‍​​ ​‍​ ​‌​ ​‌​‍‌‌​ ​‍​ ​‍​‍‌‌​ ‌‌‌​‌​​‍ ‍‌ ‌​‌‍‌‌‌ ‍​‌ ‌​​ ‌‍​‍‌‍​‌‌ ​ ‌‍‌‌‌‌‌‌‌ ​‍‌‍ ​​ ‌‌‍‍​‌ ‌​‌ ‌​‌ ​​​‍‌‌​ ​ ‌​​‌​‍‌‌​ ​‍‌​‌‍​‍‌‌​ ​‍‌​‌‍‌‍ ​‌‍ ‌‍​ ‌‍​‌‌‍ ​‌‍‍​‌‍ ‌ ​ ‌ ‌​​‍‌‌​ ​ ‌​​‌​ ​ ​ ​ ​ ​ ​ ​ ​‍‌‍‌‍‍‌‌‍‌​​ ‌‌‍‌​​ ‌ ​ ​ ​ ‍​‌‍‌‍​ ‌ ​ ‌‌​ ​‌​‍ ‌‌‍‌​‌‍​‍‌‍​‌‌‍​ ​‍ ‌​ ‌​​ ‌‍​ ‌​​ ​‌​‍ ‌​ ‍‌​ ​‍‌‍​‌‌‍‌‌​‍ ‌‌‍​‌‌‍​ ​ ‌​​ ‌‌​ ‌‍​ ​‍​ ‌​​ ‌​​ ​‍​ ‍​‌‍​‌​ ​‌​‍‌‍‌ ‌​‌ ‍‌‌ ​​‌‍‌‌​ ‌‌ ‌ ‌‍ ‌ ​‍‌‍‍ ​‍‌‍‌ ​​‌‍​‌‌ ‌​‌‍‍​​ ‌‌‍‌​‌‍‌‌‌ ​ ‌‍​ ‌ ​‍‌‍‍‌‌ ​​‌ ‌​‌‍‍‌‌‍ ‌‍ ‍​‍‌‌​ ‌‌‌​​‍‌‌ ‌‍‍ ‌‍‌‌‌ ‍‌​‍‌‌​ ​ ‌​‌​​‍‌‌​ ​ ‌​‌​​‍‌‌​ ​‍​ ​‍‌‍‌​‌‍​‍​ ‌‍‌‍​‌​ ‌‍​ ​​​ ‍​​ ​ ‌‍​‍​ ‌​‌‍​ ‌‍​‌​‍‌‌​ ​‍​ ​‍​‍‌‌​ ‌‌‌​‌​​‍ ‍‌‍​ ‌‍‍​‌‍‍‌‌‍ ​‌‍‌​‌ ​‍‌‍‌‌‌‍ ‍​‍‌‌​ ‌‌‌​​‍‌‌ ‌‍‍ ‌‍‌‌‌ ‍‌​‍‌‌​ ​ ‌​‌​​‍‌‌​ ​ ‌​‌​​‍‌‌​ ​‍​ ​‍‌‍‌‌​ ​‍‌‍​‍​ ‌​​ ​‌​ ‌‍‌‍​‍​ ​ ​ ‍​​ ​‍​ ​‌​ ​‌​‍‌‌​ ​‍​ ​‍​‍‌‌​ ‌‌‌​‌​​‍ ‍‌ ‌​‌‍‌‌‌ ‍​‌ ‌​​‍‌‍‌ ​​‌‍‌‌‌ ​‍‌ ​ ‌ ​​‌‍‌‌‌‍​ ‌ ‌​‌‍‍‌‌ ‌‍‌‍‌‌​ ‌‌ ​​‌ ‌‌‌‍​‍‌‍ ​‌‍‍‌‌ ​ ‌‍‍​‌‍‌‌‌‍‌​​‍​‍‌ ‌